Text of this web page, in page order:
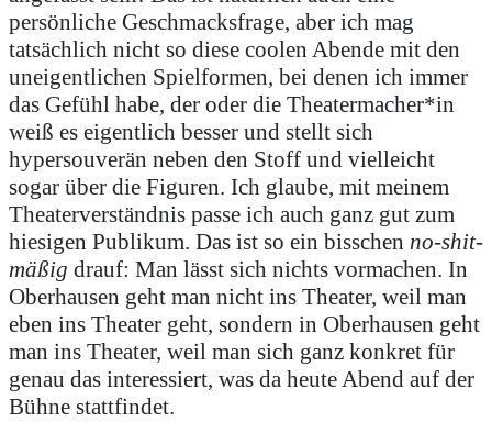
persönliche Geschmacksfrage, aber ich mag
tatsächlich nicht so diese coolen Abende mit den
uneigentlichen Spielformen, bei denen ich immer
das Gefühl habe, der oder die Theatermacher*in
weiß es eigentlich besser und stellt sich
hypersouverän neben den Stoff und vielleicht
sogar über die Figuren. Ich glaube, mit meinem
Theaterverständnis passe ich auch ganz gut zum
hiesigen Publikum. Das ist so ein bisschen no-shit-
mäßig drauf: Man lässt sich nichts vormachen. In
Oberhausen geht man nicht ins Theater, weil man
eben ins Theater geht, sondern in Oberhausen geht
man ins Theater, weil man sich ganz konkret für
genau das interessiert, was da heute Abend auf der
Bühne stattfindet.